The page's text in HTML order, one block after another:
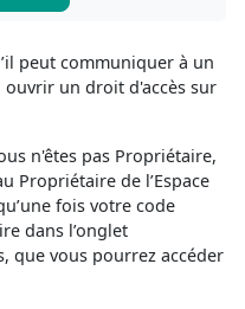
peut communiquer à un
ouvrir un droit d'accès sur
n'êtes pas Propriétaire,
Propriétaire de l’Espace
fois votre code
dans l’onglet
que vous pourrez accéder